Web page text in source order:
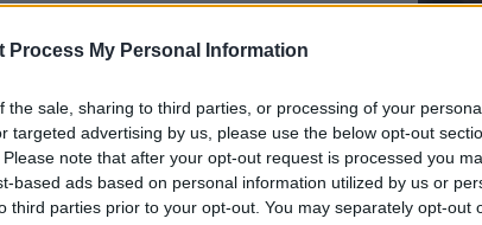
Process My Personal Information
the sale, sharing to third parties, or processing of your
targeted advertising by us, please use the below opt-out
note that after your opt-out request is processed you
based ads based on personal information utilized by us or
third parties prior to your opt-out. You may separately opt-out
neurológico poco comentado y
corporal que para muchos resulta